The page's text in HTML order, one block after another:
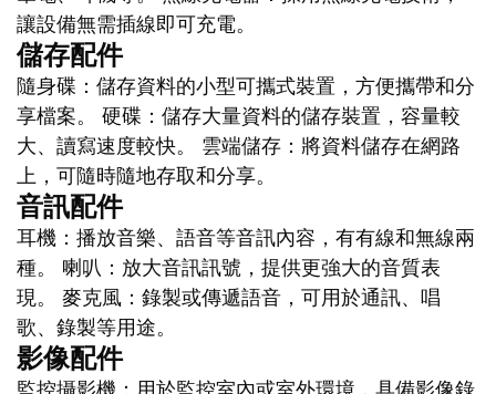
讓設備無需插線即可充電。
儲存配件
隨身碟：儲存資料的小型可攜式裝置，方便攜帶和分
享檔案。 硬碟：儲存大量資料的儲存裝置，容量較
大、讀寫速度較快。 雲端儲存：將資料儲存在網路
上，可隨時隨地存取和分享。
音訊配件
耳機：播放音樂、語音等音訊內容，有有線和無線兩
種。 喇叭：放大音訊訊號，提供更強大的音質表
現。 麥克風：錄製或傳遞語音，可用於通訊、唱
歌、錄製等用途。
影像配件
監控攝影機：用於監控室內或室外環境，具備影像錄